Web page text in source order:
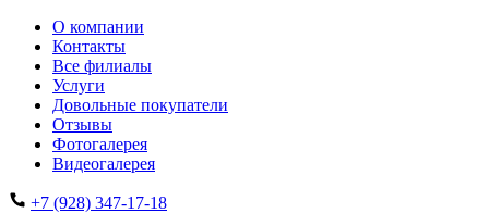
О компании
Контакты
Все филиалы
Услуги
Довольные покупатели
Отзывы
Фотогалерея
Видеогалерея
+7 (928) 347-17-18